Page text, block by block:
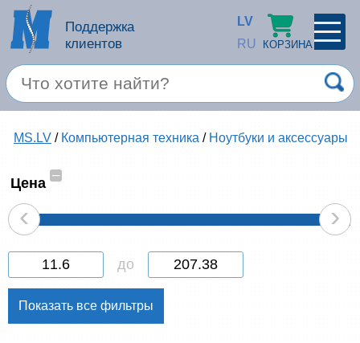
Поддержка
клиентов
LV
RU
КОРЗИНА
×
Запомнить
Спец. предложение
Услуги
Продукция apple
Компьютерная техника
Компьютерные аксессуары
MS.LV / Компьютерная техника / Ноутбуки и аксессуары
Цена
–
‹ ›
до